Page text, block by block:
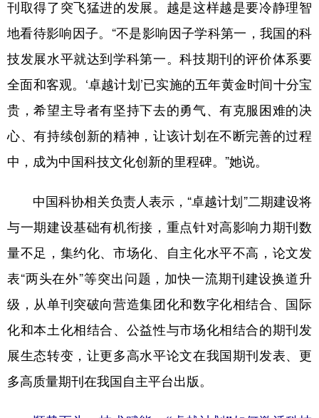
刊取得了突飞猛进的发展。越是这样越是要冷静理智
地看待影响因子。“不是影响因子学科第一，我国的科
技发展水平就达到学科第一。科技期刊的评价体系要
全面和客观。‘卓越计划’已实施的五年黄金时间十分宝
贵，希望主导者有坚持下去的勇气、有克服困难的决
心、有持续创新的精神，让该计划在不断完善的过程
中，成为中国科技文化创新的里程碑。”她说。
中国科协相关负责人表示，“卓越计划”二期建设将
与一期建设基础有机衔接，重点针对高影响力期刊数
量不足，集约化、市场化、自主化水平不高，论文发
表“两头在外”等突出问题，加快一流期刊建设换道升
级，从单刊突破向营造集团化和数字化相结合、国际
化和本土化相结合、公益性与市场化相结合的期刊发
展生态转变，让更多高水平论文在我国期刊发表、更
多高质量期刊在我国自主平台出版。